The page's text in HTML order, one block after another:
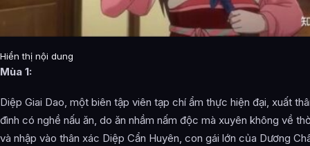
Hiển thị nội dung
Mùa 1:
Diệp Giai Dao, một biên tập viên tạp chí ẩm thực hiện đại, xuất
đình có nghề nấu ăn, do ăn nhầm nấm độc mà xuyên không về
và nhập vào thân xác Diệp Cẩn Huyên, con gái lớn của Dương